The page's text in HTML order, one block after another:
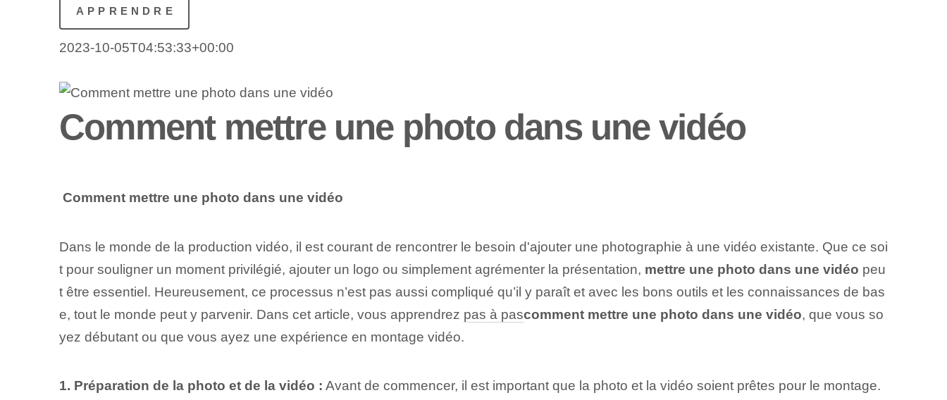
APPRENDRE
2023-10-05T04:53:33+00:00
Comment mettre une photo dans une vidéo
Comment mettre une photo dans une vidéo
Dans le monde de la production vidéo, il est courant de rencontrer le besoin d'ajouter une photographie à une vidéo existante. Que ce soi
t pour souligner un moment privilégié, ajouter un logo ou simplement agrémenter la présentation, mettre une photo dans une vidéo peu
t être essentiel. Heureusement, ce processus n’est pas aussi compliqué qu’il y paraît et avec les bons outils et les connaissances de bas
e, tout le monde peut y parvenir. Dans cet article, vous apprendrez pas à pascomment mettre une photo dans une vidéo, que vous so
yez débutant ou que vous ayez une expérience en montage vidéo.
1. Préparation⁢ de la photo et⁤ de la vidéo : Avant de commencer, il est important que la photo et la vidéo soient prêtes pour le montage.